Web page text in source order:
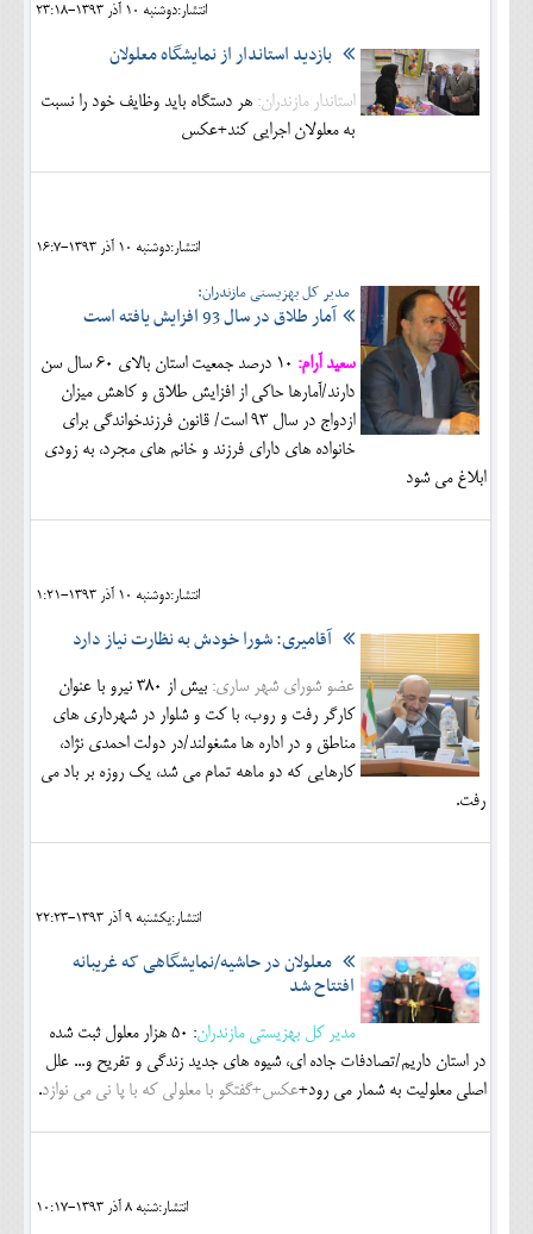
انتشار:دوشنبه 10 آذر 1393-23:18
بازدید استاندار از نمایشگاه معلولان
استاندار مازندران: هر دستگاه باید وظایف خود را نسبت
به معلولان اجرایی کند+عکس
انتشار:دوشنبه 10 آذر 1393-16:7
مدیر کل بهزیستی مازندران:
آمار طلاق در سال 93 افزایش یافته است
سعید آرام:
10 درصد جمعیت استان بالای 60 سال سن
دارند/آمارها حاکی از افزایش طلاق و کاهش میزان
ازدواج در سال 93 است/ قانون فرزندخواندگی برای
خانواده های دارای فرزند و خانم های مجرد، به زودی
ابلاغ می شود
انتشار:دوشنبه 10 آذر 1393-1:21
آقامیری: شورا خودش به نظارت نیاز دارد
عضو شورای شهر ساری:
بیش از 380 نیرو با عنوان
کارگر رفت و روب، با کت و شلوار در شهرداری های
مناطق و در اداره ها مشغولند/در دولت احمدی نژاد،
کارهایی که دو ماهه تمام می شد، یک روزه بر باد می
رفت.
انتشار:يکشنبه 9 آذر 1393-22:23
معلولان در حاشیه/نمایشگاهی که غریبانه
افتتاح شد
مدیر کل بهزیستی مازندران
: 50 هزار معلول ثبت شده
در استان داریم/تصادفات جاده ای، شیوه های جدید زندگی و تفریح و... علل
اصلی معلولیت به شمار می رود+عکس+گفتگو با معلولی که با پا نی می نوازد.
انتشار:شنبه 8 آذر 1393-10:17